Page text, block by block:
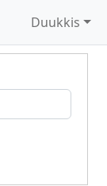
Duukkis